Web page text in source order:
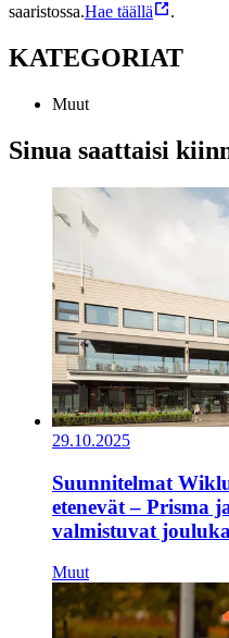
saaristossa.Hae täällä .
KATEGORIAT
Muut
Sinua saattaisi
29.10.2025
Suunnitelmat
etenevät – Prisma
valmistuvat
Muut